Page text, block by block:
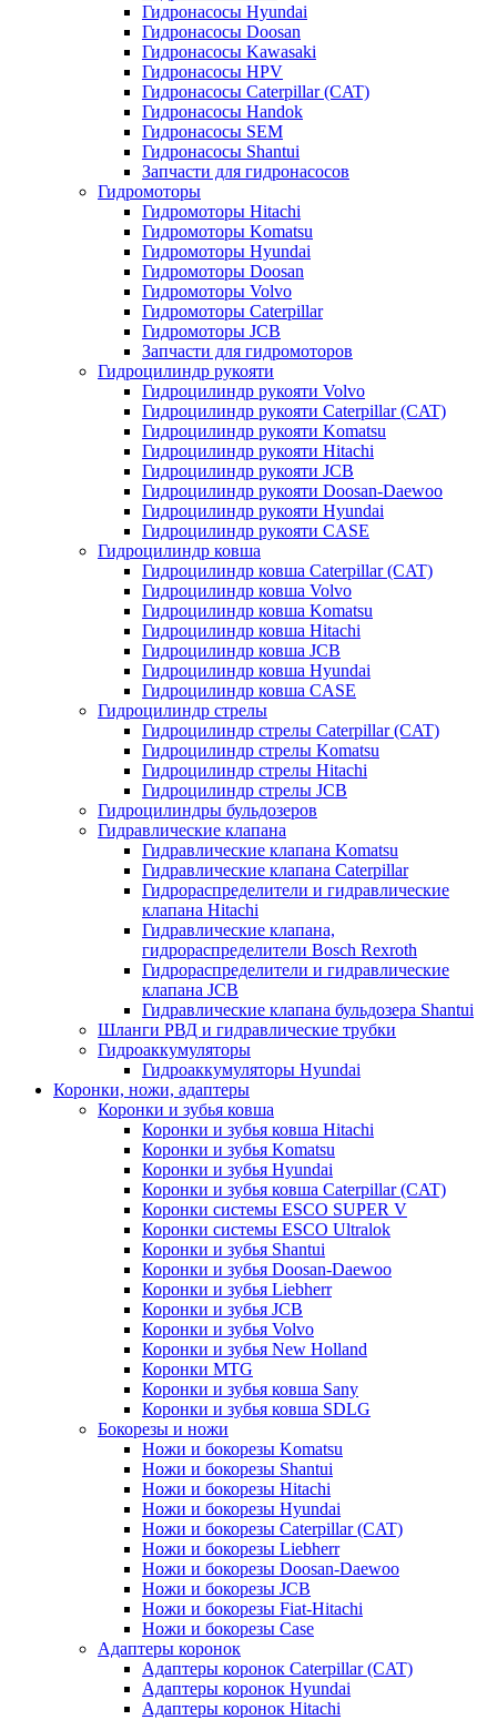
Гидронасосы Hyundai
Гидронасосы Doosan
Гидронасосы Kawasaki
Гидронасосы HPV
Гидронасосы Caterpillar (CAT)
Гидронасосы Handok
Гидронасосы SEM
Гидронасосы Shantui
Запчасти для гидронасосов
Гидромоторы
Гидромоторы Hitachi
Гидромоторы Komatsu
Гидромоторы Hyundai
Гидромоторы Doosan
Гидромоторы Volvo
Гидромоторы Caterpillar
Гидромоторы JCB
Запчасти для гидромоторов
Гидроцилиндр рукояти
Гидроцилиндр рукояти Volvo
Гидроцилиндр рукояти Caterpillar (CAT)
Гидроцилиндр рукояти Komatsu
Гидроцилиндр рукояти Hitachi
Гидроцилиндр рукояти JCB
Гидроцилиндр рукояти Doosan-Daewoo
Гидроцилиндр рукояти Hyundai
Гидроцилиндр рукояти CASE
Гидроцилиндр ковша
Гидроцилиндр ковша Caterpillar (CAT)
Гидроцилиндр ковша Volvo
Гидроцилиндр ковша Komatsu
Гидроцилиндр ковша Hitachi
Гидроцилиндр ковша JCB
Гидроцилиндр ковша Hyundai
Гидроцилиндр ковша CASE
Гидроцилиндр стрелы
Гидроцилиндр стрелы Caterpillar (CAT)
Гидроцилиндр стрелы Komatsu
Гидроцилиндр стрелы Hitachi
Гидроцилиндр стрелы JCB
Гидроцилиндры бульдозеров
Гидравлические клапана
Гидравлические клапана Komatsu
Гидравлические клапана Caterpillar
Гидрораспределители и гидравлические
клапана Hitachi
Гидравлические клапана,
гидрораспределители Bosch Rexroth
Гидрораспределители и гидравлические
клапана JCB
Гидравлические клапана бульдозера Shantui
Шланги РВД и гидравлические трубки
Гидроаккумуляторы
Гидроаккумуляторы Hyundai
Коронки, ножи, адаптеры
Коронки и зубья ковша
Коронки и зубья ковша Hitachi
Коронки и зубья Komatsu
Коронки и зубья Hyundai
Коронки и зубья ковша Caterpillar (CAT)
Коронки системы ESCO SUPER V
Коронки системы ESCO Ultralok
Коронки и зубья Shantui
Коронки и зубья Doosan-Daewoo
Коронки и зубья Liebherr
Коронки и зубья JCB
Коронки и зубья Volvo
Коронки и зубья New Holland
Коронки MTG
Коронки и зубья ковша Sany
Коронки и зубья ковша SDLG
Бокорезы и ножи
Ножи и бокорезы Komatsu
Ножи и бокорезы Shantui
Ножи и бокорезы Hitachi
Ножи и бокорезы Hyundai
Ножи и бокорезы Caterpillar (CAT)
Ножи и бокорезы Liebherr
Ножи и бокорезы Doosan-Daewoo
Ножи и бокорезы JCB
Ножи и бокорезы Fiat-Hitachi
Ножи и бокорезы Case
Адаптеры коронок
Адаптеры коронок Caterpillar (CAT)
Адаптеры коронок Hyundai
Адаптеры коронок Hitachi